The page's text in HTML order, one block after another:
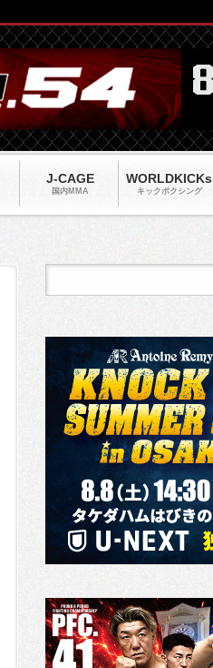
J-CAGE
国内MMA
WORLDKICKs
キックポクシング